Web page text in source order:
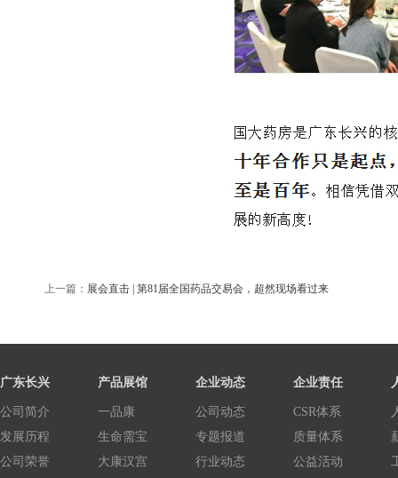
上一篇： 展会直击 | 第81届全国药品交易会，超然现场看过来
广东长兴
公司简介
发展历程
公司荣誉
产品展馆
一品康
生命需宝
大康汉宫
企业动态
公司动态
专题报道
行业动态
企业责任
CSR体系
质量体系
公益活动